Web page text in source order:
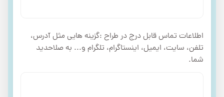
اطلاعات تماس قابل درج در طراح :گزینه هایی مثل آدرس،
تلفن، سایت، ایمیل، اینستاگرام، تلگرام و... به صلاحدید
شما.